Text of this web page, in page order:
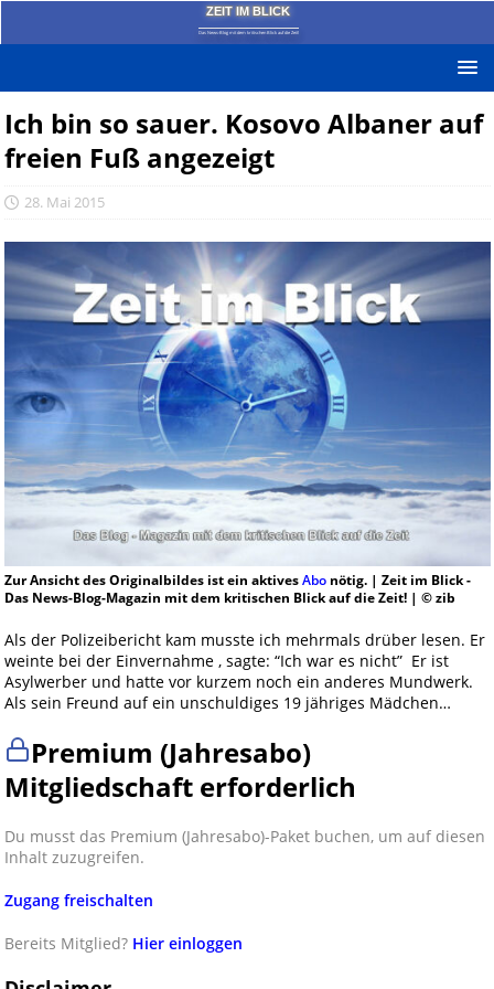
ZEIT IM BLICK
Das News-Blog mit dem kritischen Blick auf die Zeit!
Ich bin so sauer. Kosovo Albaner auf
freien Fuß angezeigt
28. Mai 2015
Zur Ansicht des Originalbildes ist ein aktivesAbonötig. | Zeit im Blick -
Das News-Blog-Magazin mit dem kritischen Blick auf die Zeit! | © zib
Als der Polizeibericht kam musste ich mehrmals drüber lesen. Er
weinte bei der Einvernahme , sagte: “Ich war es nicht” Er ist
Asylwerber und hatte vor kurzem noch ein anderes Mundwerk.
Als sein Freund auf ein unschuldiges 19 jähriges Mädchen…
Premium (Jahresabo)
Mitgliedschaft erforderlich
Du musst das Premium (Jahresabo)-Paket buchen, um auf diesen
Inhalt zuzugreifen.
Zugang freischalten
Bereits Mitglied? Hier einloggen